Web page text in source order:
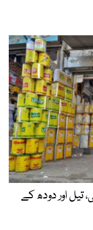
گھی، تیل اور دودھ کے